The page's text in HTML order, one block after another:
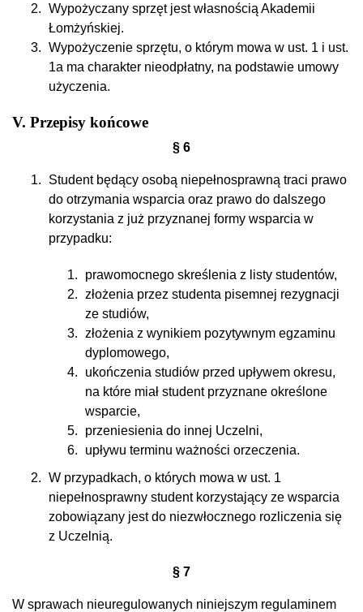
Wypożyczany sprzęt jest własnością Akademii
Łomżyńskiej.
Wypożyczenie sprzętu, o którym mowa w ust. 1 i ust.
1a ma charakter nieodpłatny, na podstawie umowy
użyczenia.
V. Przepisy końcowe
§ 6
Student będący osobą niepełnosprawną traci prawo
do otrzymania wsparcia oraz prawo do dalszego
korzystania z już przyznanej formy wsparcia w
przypadku:
prawomocnego skreślenia z listy studentów,
złożenia przez studenta pisemnej rezygnacji
ze studiów,
złożenia z wynikiem pozytywnym egzaminu
dyplomowego,
ukończenia studiów przed upływem okresu,
na które miał student przyznane określone
wsparcie,
przeniesienia do innej Uczelni,
upływu terminu ważności orzeczenia.
W przypadkach, o których mowa w ust. 1
niepełnosprawny student korzystający ze wsparcia
zobowiązany jest do niezwłocznego rozliczenia się
z Uczelnią.
§ 7
W sprawach nieuregulowanych niniejszym regulaminem